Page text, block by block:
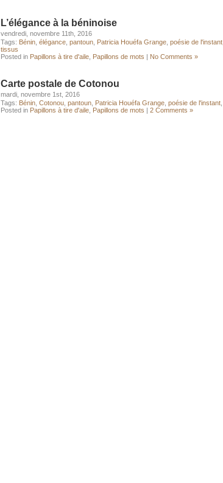
L’élégance à la béninoise
vendredi, novembre 11th, 2016
Tags: Bénin élégance pantoun Patricia Houéfa Grange poésie de l'instant
tissus
Posted in Papillons à tire d'aile Papillons de mots | No Comments »
Carte postale de Cotonou
mardi, novembre 1st, 2016
Tags: Bénin Cotonou pantoun Patricia Houéfa Grange poésie de l'instant
Posted in Papillons à tire d'aile Papillons de mots | 2 Comments »